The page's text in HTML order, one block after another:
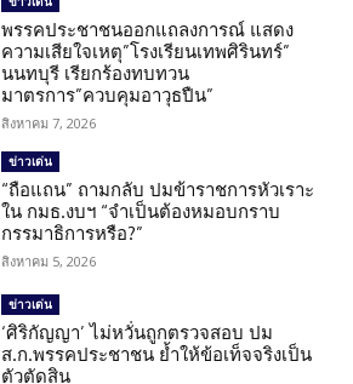
พรรคประชาชนออกแถลงการณ์ แสดง
ความเสียใจเหตุ”โรงเรียนเทพศิรินทร์”
นนทบุรี เรียกร้องทบทวน
มาตรการ”ควบคุมอาวุธปืน”
สิงหาคม 7, 2026
ข่าวเด่น
“ถือแถน” ถามกลับ ปมข้าราชการหัวเราะ
ใน กมธ.งบฯ “จำเป็นต้องหมอบกราบ
กรรมาธิการหรือ?”
สิงหาคม 5, 2026
ข่าวเด่น
‘ศิริกัญญา’ ไม่หวั่นถูกตรวจสอบ ปม
ส.ก.พรรคประชาชน ย้ำให้ข้อเท็จจริงเป็น
ตัวตัดสิน